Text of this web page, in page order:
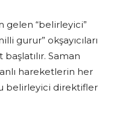
gelen “belirleyici”
gurur” okşayıcıları
Saman
hareketlerin her
belirleyici direktifler